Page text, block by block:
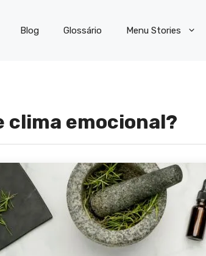
Blog Glossário Menu Stories
clima emocional?